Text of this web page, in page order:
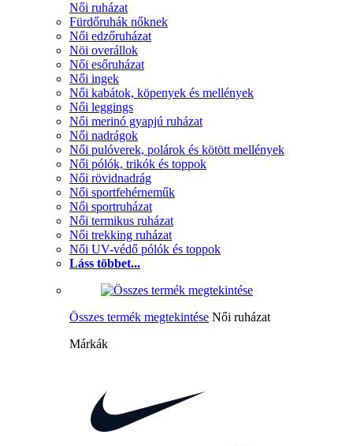
Női ruházat
Fürdőruhák nőknek
Női edzőruházat
Nöi overállok
Női esőruházat
Női ingek
Női kabátok, köpenyek és mellények
Női leggings
Női merinó gyapjú ruházat
Női nadrágok
Női pulóverek, polárok és kötött mellények
Női pólók, trikók és toppok
Női rövidnadrág
Női sportfehérneműk
Női sportruházat
Női termikus ruházat
Női trekking ruházat
Női UV-védő pólók és toppok
Láss többet...
Összes termék megtekintése Női ruházat
Márkák